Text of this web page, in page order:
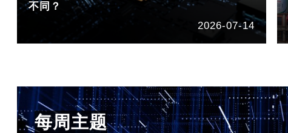
不同？
2026-07-14
每周主题